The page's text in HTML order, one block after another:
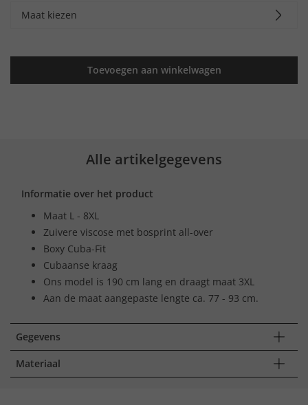
Maat kiezen
Toevoegen aan winkelwagen
Alle artikelgegevens
Informatie over het product
Maat L - 8XL
Zuivere viscose met bosprint all-over
Boxy Cuba-Fit
Cubaanse kraag
Ons model is 190 cm lang en draagt maat 3XL
Aan de maat aangepaste lengte ca. 77 - 93 cm.
Gegevens
Materiaal